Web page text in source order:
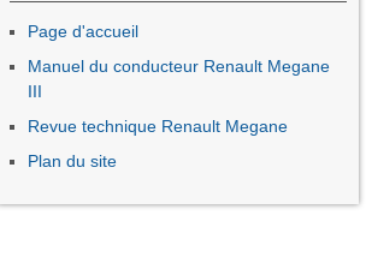
Page d'accueil
Manuel du conducteur Renault Megane
III
Revue technique Renault Megane
Plan du site